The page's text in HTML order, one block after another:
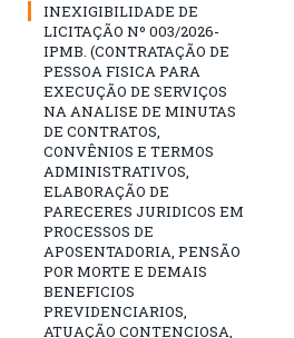
INEXIGIBILIDADE DE
LICITAÇÃO Nº 003/2026-
IPMB. (CONTRATAÇÃO DE
PESSOA FISICA PARA
EXECUÇÃO DE SERVIÇOS
NA ANALISE DE MINUTAS
DE CONTRATOS,
CONVÊNIOS E TERMOS
ADMINISTRATIVOS,
ELABORAÇÃO DE
PARECERES JURIDICOS EM
PROCESSOS DE
APOSENTADORIA, PENSÃO
POR MORTE E DEMAIS
BENEFICIOS
PREVIDENCIARIOS,
ATUAÇÃO CONTENCIOSA,